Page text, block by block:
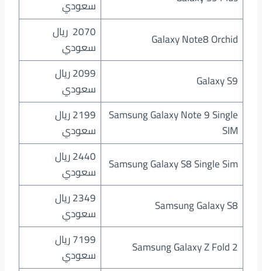
سعودي
Galaxy Note8 Orchid
2070 ريال
سعودي
Galaxy S9
2099 ريال
سعودي
Samsung Galaxy Note 9 Single
SIM
2199 ريال
سعودي
Samsung Galaxy S8 Single Sim
2440 ريال
سعودي
Samsung Galaxy S8
2349 ريال
سعودي
Samsung Galaxy Z Fold 2
7199 ريال
سعودي